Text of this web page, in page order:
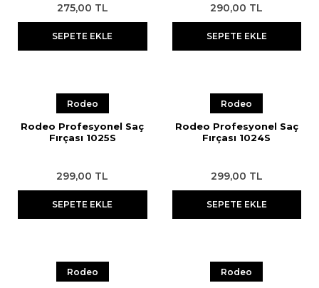
275,00 TL
SEPETE EKLE
290,00 TL
SEPETE EKLE
Rodeo
Rodeo Profesyonel Saç
Fırçası 1025S
299,00 TL
SEPETE EKLE
Rodeo
Rodeo Profesyonel Saç
Fırçası 1024S
299,00 TL
SEPETE EKLE
Rodeo Rodeo